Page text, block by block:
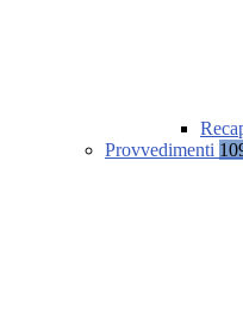
Provvedimenti